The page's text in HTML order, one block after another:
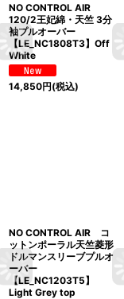
NO CONTROL AIR
120/2王妃綿・天竺 3分
袖プルオーバー
【LE_NC1808T3】Off
White
14,850円(税込)
NO CONTROL AIR コ
ットンポーラル天竺菱形
ドルマンスリーブプルオ
ーバー
【LE_NC1203T5】
Light Grey top